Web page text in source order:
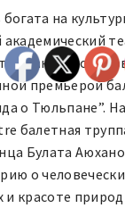
на
академический
так же
премьерой
о Тюльпане”.
балетная
Булата
о
и красоте